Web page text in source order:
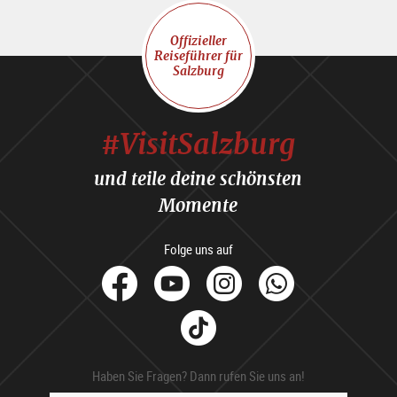
Offizieller
Reiseführer für
Salzburg
#VisitSalzburg
und teile deine schönsten
Momente
Folge uns auf
facebook
YoutubeInstagram
Tik
Tok
Haben Sie Fragen? Dann rufen Sie uns an!